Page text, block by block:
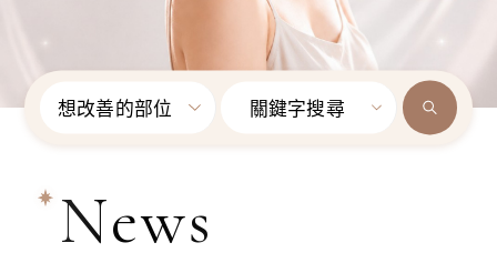
想改善的部位 關鍵字搜尋
News